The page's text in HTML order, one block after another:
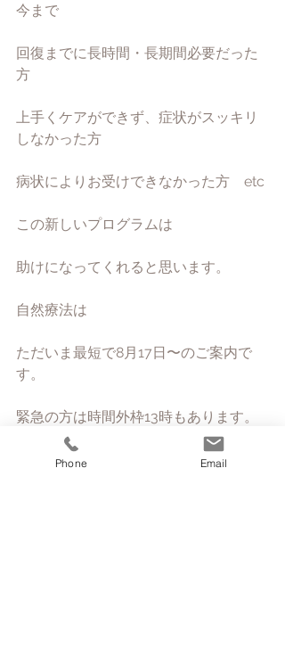
今まで
回復までに長時間・長期間必要だった
方
上手くケアができず、症状がスッキリ
しなかった方
病状によりお受けできなかった方　etc
この新しいプログラムは
助けになってくれると思います。
自然療法は
ただいま最短で8月17日〜のご案内で
す。
緊急の方は時間外枠13時もあります。
ご希望の方は
Phone Email